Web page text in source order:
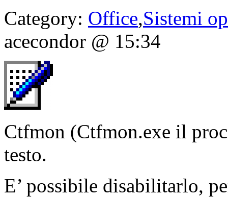
Category: Office,Sistemi
acecondor @ 15:34
Ctfmon (Ctfmon.exe il
testo.
E’ possibile disabilitarlo,